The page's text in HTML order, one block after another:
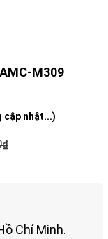
M309
cập nhật...)
Chí Minh.